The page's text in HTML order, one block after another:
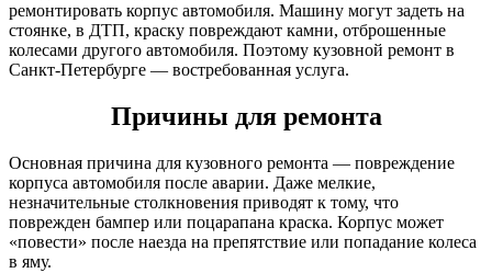
ремонтировать корпус автомобиля. Машину могут задеть на
стоянке, в ДТП, краску повреждают камни, отброшенные
колесами другого автомобиля. Поэтому кузовной ремонт в
Санкт-Петербурге — востребованная услуга.
Причины для ремонта
Основная причина для кузовного ремонта — повреждение
корпуса автомобиля после аварии. Даже мелкие,
незначительные столкновения приводят к тому, что
поврежден бампер или поцарапана краска. Корпус может
«повести» после наезда на препятствие или попадание колеса
в яму.